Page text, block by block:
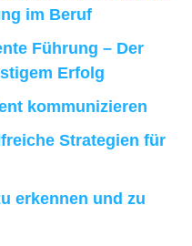
im Beruf
Führung – Der
Erfolg
kommunizieren
Strategien für
erkennen und zu